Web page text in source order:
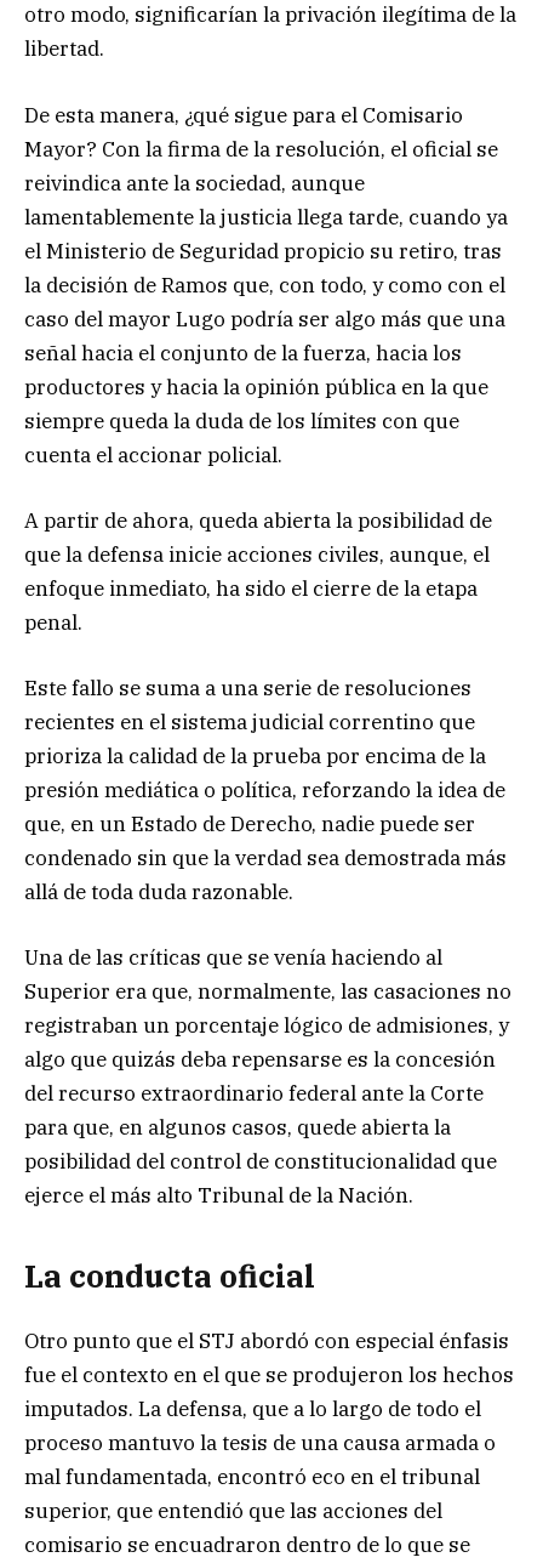
otro modo, significarían la privación ilegítima de la
libertad.
De esta manera, ¿qué sigue para el Comisario
Mayor? Con la firma de la resolución, el oficial se
reivindica ante la sociedad, aunque
lamentablemente la justicia llega tarde, cuando ya
el Ministerio de Seguridad propicio su retiro, tras
la decisión de Ramos que, con todo, y como con el
caso del mayor Lugo podría ser algo más que una
señal hacia el conjunto de la fuerza, hacia los
productores y hacia la opinión pública en la que
siempre queda la duda de los límites con que
cuenta el accionar policial.
A partir de ahora, queda abierta la posibilidad de
que la defensa inicie acciones civiles, aunque, el
enfoque inmediato, ha sido el cierre de la etapa
penal.
Este fallo se suma a una serie de resoluciones
recientes en el sistema judicial correntino que
prioriza la calidad de la prueba por encima de la
presión mediática o política, reforzando la idea de
que, en un Estado de Derecho, nadie puede ser
condenado sin que la verdad sea demostrada más
allá de toda duda razonable.
Una de las críticas que se venía haciendo al
Superior era que, normalmente, las casaciones no
registraban un porcentaje lógico de admisiones, y
algo que quizás deba repensarse es la concesión
del recurso extraordinario federal ante la Corte
para que, en algunos casos, quede abierta la
posibilidad del control de constitucionalidad que
ejerce el más alto Tribunal de la Nación.
La conducta oficial
Otro punto que el STJ abordó con especial énfasis
fue el contexto en el que se produjeron los hechos
imputados. La defensa, que a lo largo de todo el
proceso mantuvo la tesis de una causa armada o
mal fundamentada, encontró eco en el tribunal
superior, que entendió que las acciones del
comisario se encuadraron dentro de lo que se